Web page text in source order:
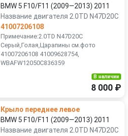
BMW 5 F10/F11 (2009—2013) 2011
Название двигателя 2.0TD N47D20C
41007206108
Примечание:2.0TD N47D20C
Серый,Голая,Царапины см.фото
41007206108 41009628754,
WBAFW12050C836359
В наличии
8 000 ₽
Крыло переднее левое
BMW 5 F10/F11 (2009—2013) 2011
Название двигателя 2.0TD N47D20C